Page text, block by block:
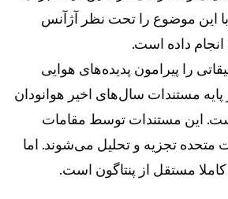
این موضوع را تحت نظر آژآنس
داده است.
را پیرامون پدیده‌های هوایی
مستندات سال‌های اخیر هوانودان
این مستندات توسط مقامات
متحده تجزیه و تحلیل می‌شوند. اما
مستقل از پنتاگون است.